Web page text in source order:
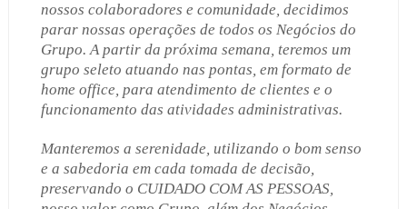
nossos colaboradores e comunidade, decidimos
parar nossas operações de todos os Negócios do
Grupo. A partir da próxima semana, teremos um
grupo seleto atuando nas pontas, em formato de
home office, para atendimento de clientes e o
funcionamento das atividades administrativas.
Manteremos a serenidade, utilizando o bom senso
e a sabedoria em cada tomada de decisão,
preservando o CUIDADO COM AS PESSOAS,